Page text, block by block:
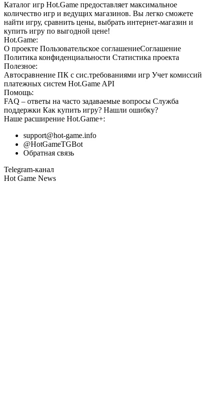
Каталог игр Hot.Game предоставляет максимальное
количество игр и ведущих магазинов. Вы легко сможете
найти игру, сравнить цены, выбрать интернет-магазин и
купить игру по выгодной цене!
Hot.Game:
О проекте Пользовательское соглашениеСоглашение
Политика конфиденциальности Статистика проекта
Полезное:
Автосравнение ПК с сис.требованиями игр Учет комиссий
платежных систем Hot.Game API
Помощь:
FAQ – ответы на часто задаваемые вопросы Служба
поддержки Как купить игру? Нашли ошибку?
Наше расширение Hot.Game+:
support@hot-game.info
@HotGameTGBot
Обратная связь
Telegram-канал
Hot Game News